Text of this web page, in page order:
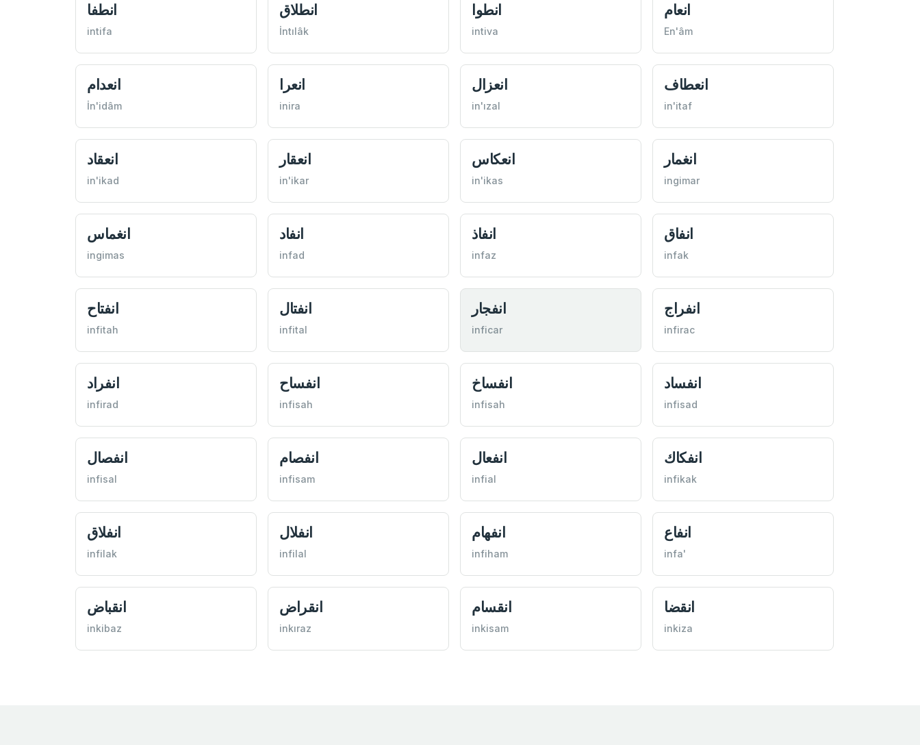
انطفا
intifa
انطلاق
İntılâk
انطوا
intiva
انعام
En'âm
انعدام
İn'idâm
انعرا
inira
انعزال
in'ızal
انعطاف
in'itaf
انعقاد
in'ikad
انعقار
in'ikar
انعكاس
in'ikas
انغمار
ingimar
انغماس
ingimas
انفاد
infad
انفاذ
infaz
انفاق
infak
انفتاح
infitah
انفتال
infital
انفجار
inficar
انفراج
infirac
انفراد
infirad
انفساح
infisah
انفساخ
infisah
انفساد
infisad
انفصال
infisal
انفصام
infisam
انفعال
infial
انفكاك
infikak
انفلاق
infilak
انفلال
infilal
انفهام
infiham
انفاع
infa'
انقباض
inkibaz
انقراض
inkıraz
انقسام
inkisam
انقضا
inkiza